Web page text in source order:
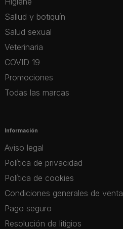
Sallud y botiquín
Salud sexual
Veterinaria
COVID 19
Promociones
Todas las marcas
Información
Aviso legal
Política de privacidad
Política de cookies
Condiciones generales de venta
Pago seguro
Resolución de litigios